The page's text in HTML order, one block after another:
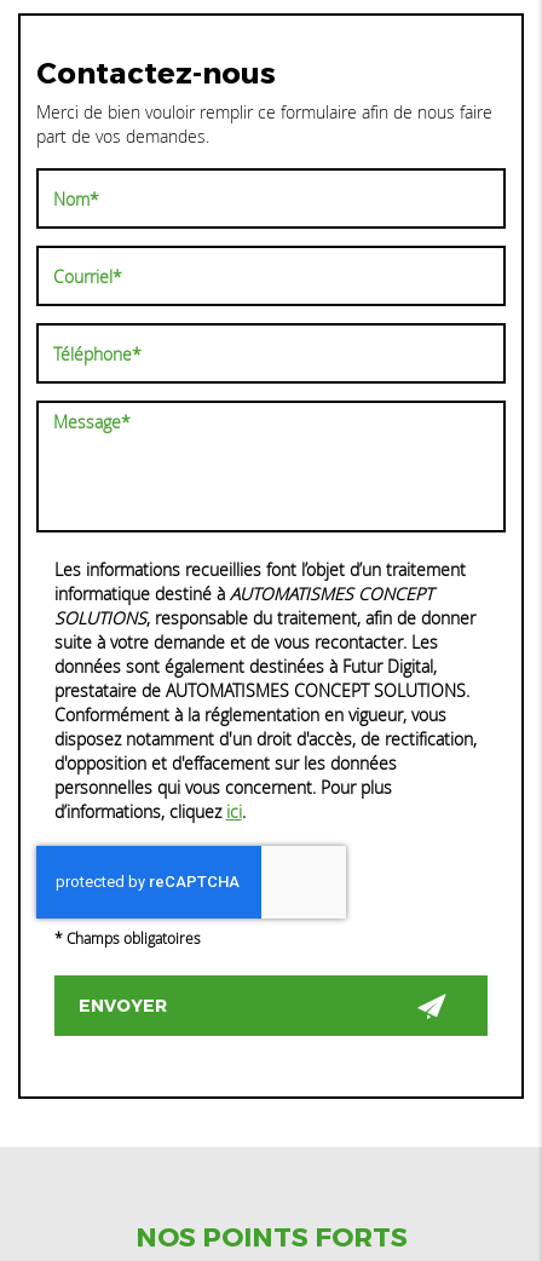
Contactez-nous
Merci de bien vouloir remplir ce formulaire afin de nous faire
part de vos demandes.
Les informations recueillies font l’objet d’un traitement
informatique destiné àAUTOMATISMES CONCEPT
SOLUTIONS, responsable du traitement, afin de donner
suite à votre demande et de vous recontacter. Les
données sont également destinées à Futur Digital,
prestataire de AUTOMATISMES CONCEPT SOLUTIONS.
Conformément à la réglementation en vigueur, vous
disposez notamment d'un droit d'accès, de rectification,
d'opposition et d'effacement sur les données
personnelles qui vous concernent. Pour plus
d’informations, cliquez ici.
*Champs obligatoires
NOS POINTS FORTS